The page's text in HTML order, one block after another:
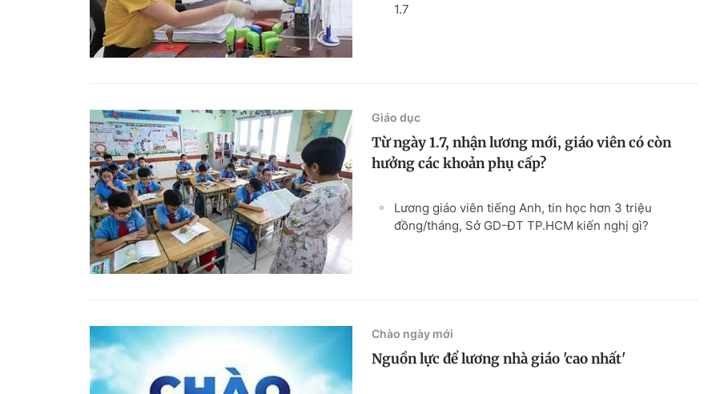
1.7
Giáo dục
Từ ngày 1.7, nhận lương mới, giáo viên có còn
hưởng các khoản phụ cấp?
Lương giáo viên tiếng Anh, tin học hơn 3 triệu
đồng/tháng, Sở GD-ĐT TP.HCM kiến nghị gì?
Chào ngày mới
Nguồn lực để lương nhà giáo 'cao nhất'